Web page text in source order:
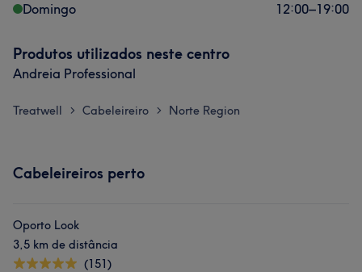
Domingo
12:00–19:00
Produtos utilizados neste centro
Andreia Professional
Treatwell > Cabeleireiro > Norte Region
Cabeleireiros perto
Oporto Look
3,5 km de distância
(151)